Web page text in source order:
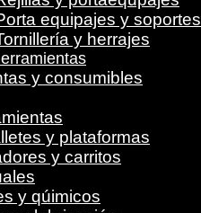
equipajes y soportes
y herrajes
y consumibles
y plataformas
y carritos
y qúimicos